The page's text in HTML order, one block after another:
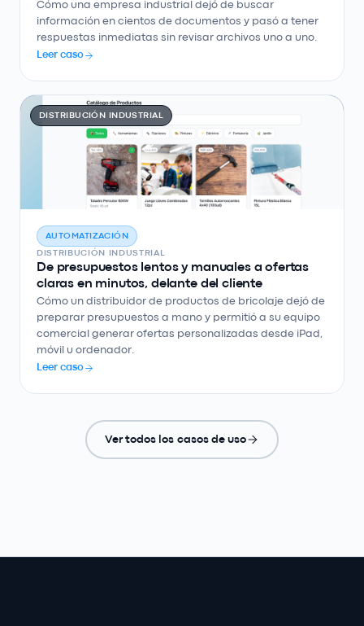
Cómo una empresa industrial dejó de buscar
información en cientos de documentos y pasó a tener
respuestas inmediatas sin revisar archivos uno a uno.
Leer caso
DISTRIBUCIÓN INDUSTRIAL
AUTOMATIZACIÓN
DISTRIBUCIÓN INDUSTRIAL
De presupuestos lentos y manuales a ofertas
claras en minutos, delante del cliente
Cómo un distribuidor de productos de bricolaje dejó de
preparar presupuestos a mano y permitió a su equipo
comercial generar ofertas personalizadas desde iPad,
móvil u ordenador.
Leer caso
Ver todos los casos de uso